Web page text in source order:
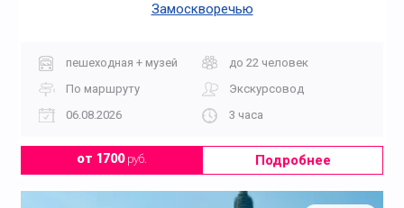
Замоскворечью
пешеходная + музей
до 22 человек
По маршруту
Экскурсовод
06.08.2026
3 часа
от 1700руб. Подробнее